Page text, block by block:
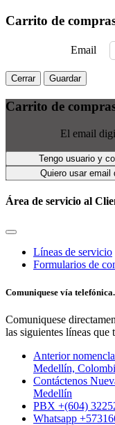
Carrito de
Email
Cerrar Guardar
Carrito de
El email
Tengo usuario
Quiero usar email
Área de servicio al
Líneas de servicio
Formularios de
Comuniquese vía telefónica.
Comuniquese
las siguientes líneas que
Anterior
Medellín,
Contáctenos
Medellín
PBX +(604)
Whatsapp